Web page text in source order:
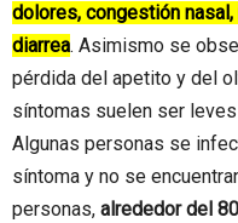
dolores, congestión
diarrea. Asimismo se
pérdida del apetito y del
síntomas suelen ser
Algunas personas se
síntoma y no se
personas, alrededor del